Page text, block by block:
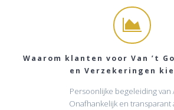
Waarom klanten voor Van ’t
en Verzekeringen
Persoonlijke begeleiding van
Onafhankelijk en transparant